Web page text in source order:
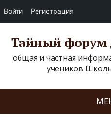
Войти Регистрация
Тайный форум
общая и частная
учеников